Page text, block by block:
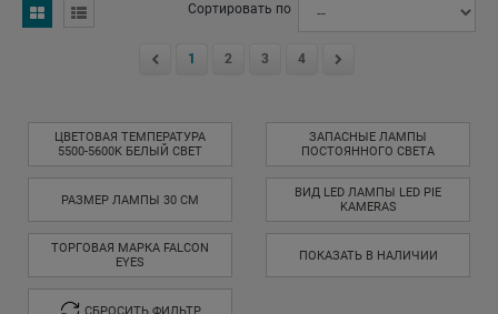
Сортировать по
1 2 3 4
ЦВЕТОВАЯ ТЕМПЕРАТУРА
5500-5600K БЕЛЫЙ СВЕТ
ЗАПАСНЫЕ ЛАМПЫ
ПОСТОЯННОГО СВЕТА
РАЗМЕР ЛАМПЫ 30 CM
ВИД LED ЛАМПЫ LED PIE
KAMERAS
ТОРГОВАЯ МАРКА FALCON
EYES
ПОКАЗАТЬ В НАЛИЧИИ
СБРОСИТЬ ФИЛЬТР